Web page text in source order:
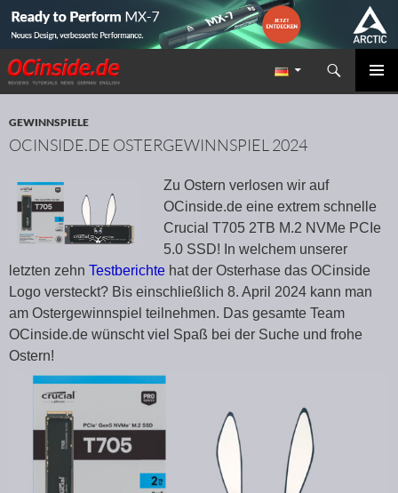
Redaktion ocinside.de PC Hardware Portal
Suchen
ZUM INHALT SPRINGEN
GEWINNSPIELE
OCINSIDE.DE OSTERGEWINNSPIEL 2024
Zu Ostern verlosen wir auf
OCinside.de eine extrem schnelle
Crucial T705 2TB M.2 NVMe PCIe
5.0 SSD! In welchem unserer
letzten zehn Testberichte hat der Osterhase das OCinside
Logo versteckt? Bis einschließlich 8. April 2024 kann man
am Ostergewinnspiel teilnehmen. Das gesamte Team
OCinside.de wünscht viel Spaß bei der Suche und frohe
Ostern!